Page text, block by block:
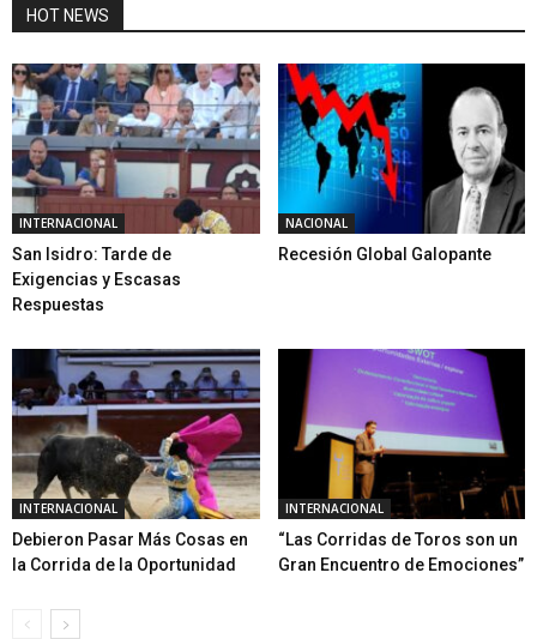
HOT NEWS
INTERNACIONAL
San Isidro: Tarde de
Exigencias y Escasas
Respuestas
NACIONAL
Recesión Global Galopante
INTERNACIONAL
Debieron Pasar Más Cosas en
la Corrida de la Oportunidad
INTERNACIONAL
“Las Corridas de Toros son un
Gran Encuentro de Emociones”